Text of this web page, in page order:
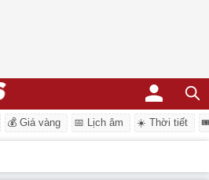
💰 Giá vàng 📅 Lịch âm ☀️ Thời tiết